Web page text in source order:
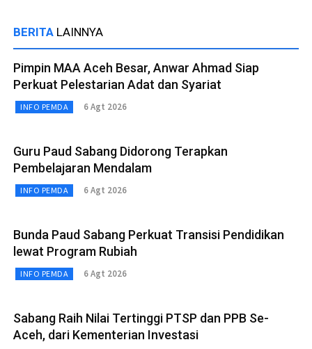
BERITA LAINNYA
Pimpin MAA Aceh Besar, Anwar Ahmad Siap
Perkuat Pelestarian Adat dan Syariat
INFO PEMDA 6 Agt 2026
Guru Paud Sabang Didorong Terapkan
Pembelajaran Mendalam
INFO PEMDA 6 Agt 2026
Bunda Paud Sabang Perkuat Transisi Pendidikan
lewat Program Rubiah
INFO PEMDA 6 Agt 2026
Sabang Raih Nilai Tertinggi PTSP dan PPB Se-
Aceh, dari Kementerian Investasi